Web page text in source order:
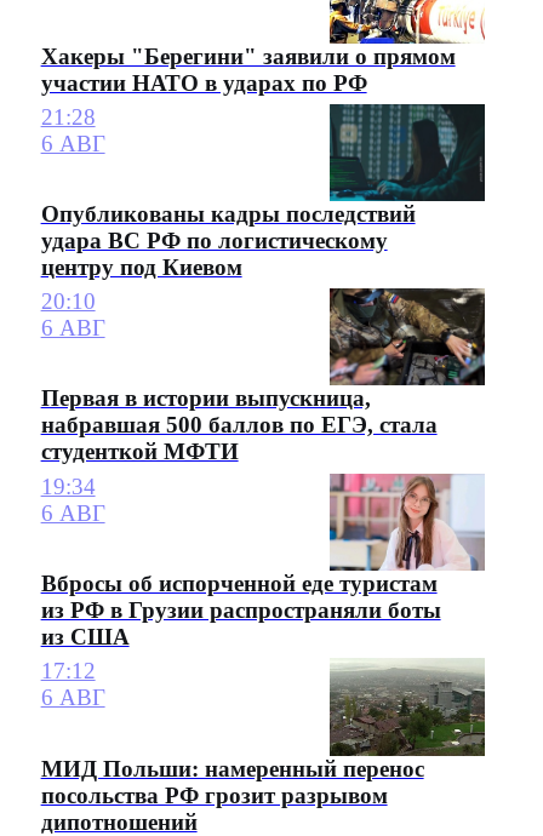
Хакеры "Берегини" заявили о прямом
участии НАТО в ударах по РФ
21:28
6 АВГ
Опубликованы кадры последствий
удара ВС РФ по логистическому
центру под Киевом
20:10
6 АВГ
Первая в истории выпускница,
набравшая 500 баллов по ЕГЭ, стала
студенткой МФТИ
19:34
6 АВГ
Вбросы об испорченной еде туристам
из РФ в Грузии распространяли боты
из США
17:12
6 АВГ
МИД Польши: намеренный перенос
посольства РФ грозит разрывом
дипотношений